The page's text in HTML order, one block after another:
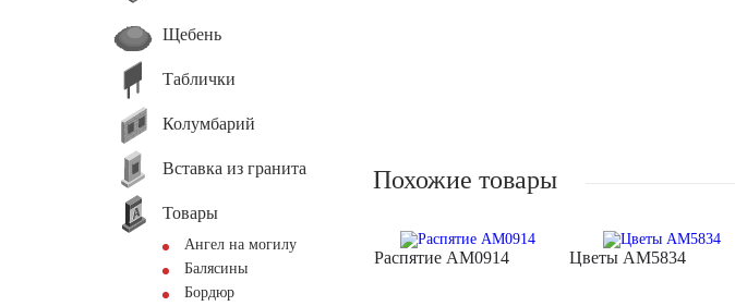
Щебень
Таблички
Колумбарий
Вставка из гранита
Товары
Ангел на могилу
Балясины
Бордюр
Похожие товары
Распятие AM0914 Цветы AM5834